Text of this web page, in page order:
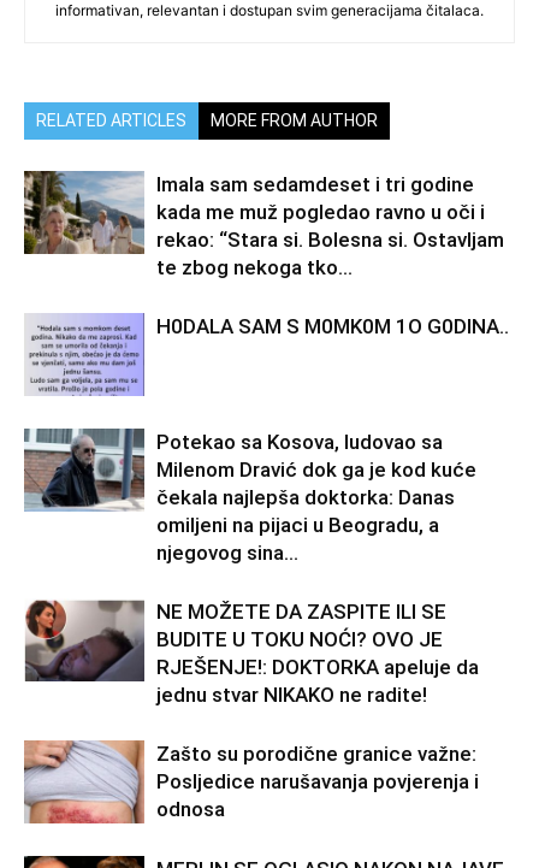
informativan, relevantan i dostupan svim generacijama čitalaca.
RELATED ARTICLES MORE FROM AUTHOR
Imala sam sedamdeset i tri godine
kada me muž pogledao ravno u oči i
rekao: “Stara si. Bolesna si. Ostavljam
te zbog nekoga tko...
H0DALA SAM S M0MK0M 1O G0DINA..
Potekao sa Kosova, ludovao sa
Milenom Dravić dok ga je kod kuće
čekala najlepša doktorka: Danas
omiljeni na pijaci u Beogradu, a
njegovog sina...
NE MOŽETE DA ZASPITE ILI SE
BUDITE U TOKU NOĆI? OVO JE
RJEŠENJE!: DOKTORKA apeluje da
jednu stvar NIKAKO ne radite!
Zašto su porodične granice važne:
Posljedice narušavanja povjerenja i
odnosa